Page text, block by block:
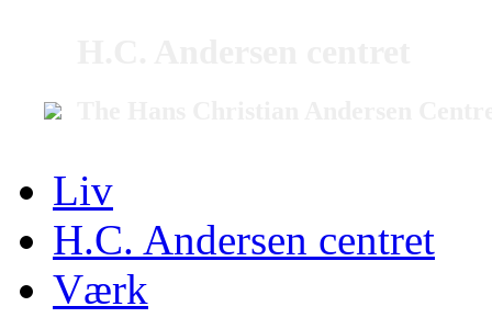
Liv
H.C. Andersen centret
Værk